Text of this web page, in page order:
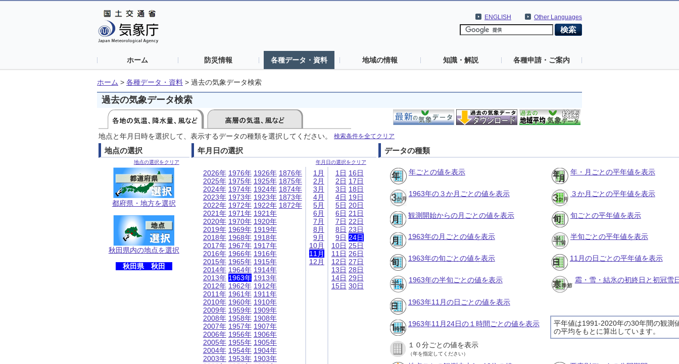
Other Languages
ENGLISH
ホーム 防災情報 各種データ・資料 地域の情報 知識・解説 各種申請・ご案内
ホーム > 各種データ・資料 > 過去の気象データ検索
過去の気象データ検索
地点と年月日時を選択して、表示するデータの種類を選択してください。 検索条件を全てクリア
地点の選択
地点の選択をクリア
都府県・地方を選択
秋田県内の地点を選択
秋田県 秋田
年月日の選択
年月日の選択をクリア
2026年
2025年
2024年
2023年
2022年
2021年
2020年
2019年
2018年
2017年
2016年
2015年
2014年
2013年
2012年
2011年
2010年
2009年
2008年
2007年
2006年
2005年
2004年
2003年
1976年
1975年
1974年
1973年
1972年
1971年
1970年
1969年
1968年
1967年
1966年
1965年
1964年
1963年
1962年
1961年
1960年
1959年
1958年
1957年
1956年
1955年
1954年
1953年
1926年
1925年
1924年
1923年
1922年
1921年
1920年
1919年
1918年
1917年
1916年
1915年
1914年
1913年
1912年
1911年
1910年
1909年
1908年
1907年
1906年
1905年
1904年
1903年
1876年
1875年
1874年
1873年
1872年
1月
2月
3月
4月
5月
6月
7月
8月
9月
10月
11月
12月
1日
2日
3日
4日
5日
6日
7日
8日
9日
10日
11日
12日
13日
14日
15日
16日
17日
18日
19日
20日
21日
22日
23日
24日
25日
26日
27日
28日
29日
30日
データの種類
年ごとの値を表示 年・月ごとの平年値を表示
1963年の３か月ごとの値を表示 ３か月ごとの平年値を表示
観測開始からの月ごとの値を表示 旬ごとの平年値を表示
1963年の月ごとの値を表示 半旬ごとの平年値を表示
1963年の旬ごとの値を表示 11月の日ごとの平年値を表示
1963年の半旬ごとの値を表示 霜・雪・結氷の初終日と初冠雪
1963年11月の日ごとの値を表示
平年値は1991-2020年の30年間の観測
の平均をもとに算出しています。
1963年11月24日の１時間ごとの値を表示
１０分ごとの値を表示
（年を指定してください）